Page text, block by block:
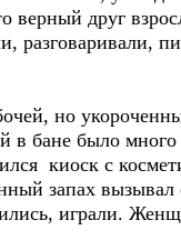
верный друг
разговаривали,
но
бане было много
киоск с
запах вызывал
играли.